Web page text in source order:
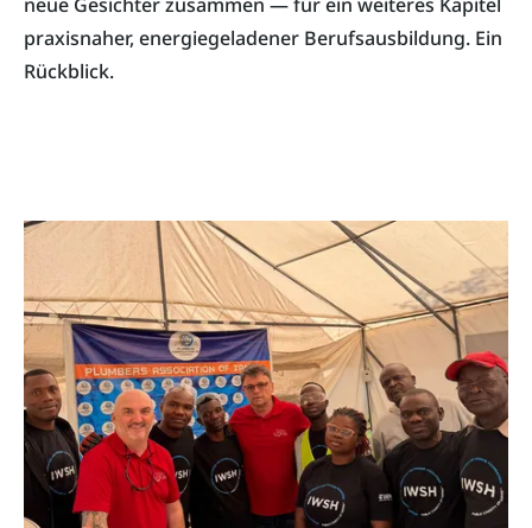
praxisnaher, energiegeladener Berufsausbildung. Ein
Rückblick.